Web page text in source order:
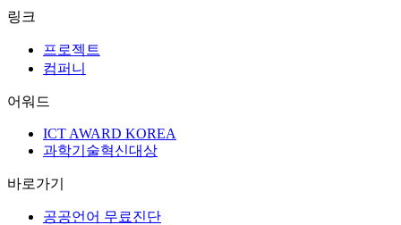
링크
프로젝트
컴퍼니
어워드
ICT AWARD KOREA
과학기술혁신대상
바로가기
공공언어 무료진단